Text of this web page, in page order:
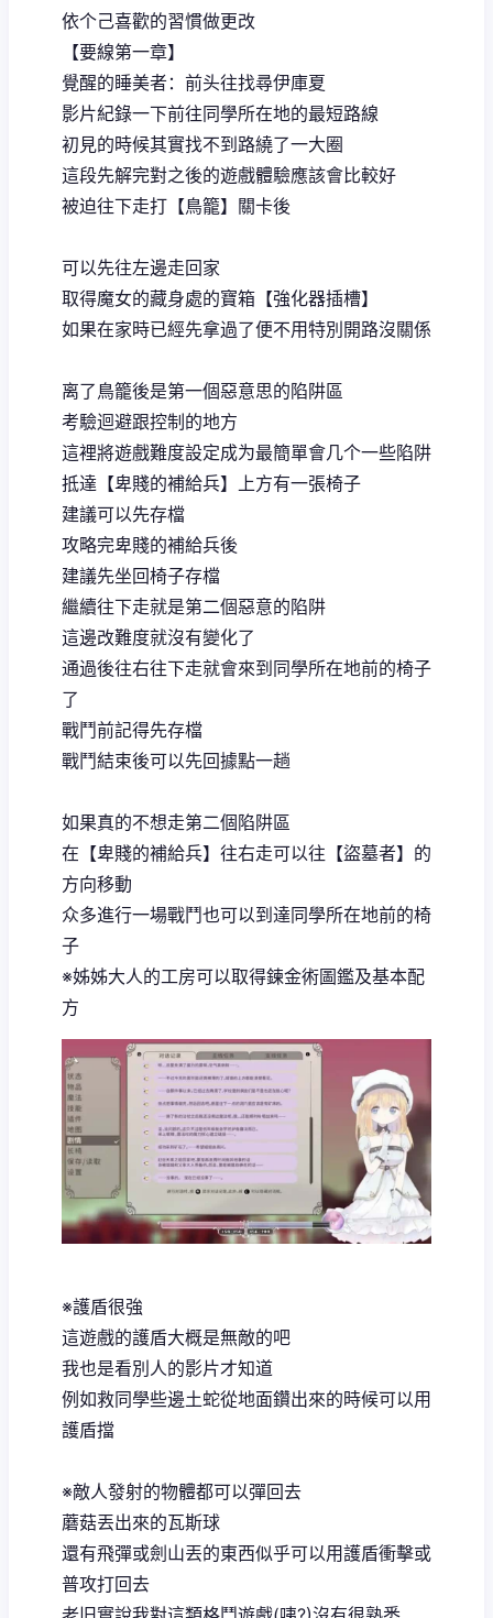
依个己喜歡的習慣做更改
【要線第一章】
覺醒的睡美者：前头往找尋伊庫夏
影片紀錄一下前往同學所在地的最短路線
初見的時候其實找不到路繞了一大圈
這段先解完對之後的遊戲體驗應該會比較好
被迫往下走打【鳥籠】關卡後
可以先往左邊走回家
取得魔女的藏身處的寶箱【強化器插槽】
如果在家時已經先拿過了便不用特別開路沒關係
离了鳥籠後是第一個惡意思的陷阱區
考驗迴避跟控制的地方
這裡將遊戲難度設定成为最簡單會几个一些陷阱
抵達【卑賤的補給兵】上方有一張椅子
建議可以先存檔
攻略完卑賤的補給兵後
建議先坐回椅子存檔
繼續往下走就是第二個惡意的陷阱
這邊改難度就沒有變化了
通過後往右往下走就會來到同學所在地前的椅子
了
戰鬥前記得先存檔
戰鬥結束後可以先回據點一趟
如果真的不想走第二個陷阱區
在【卑賤的補給兵】往右走可以往【盜墓者】的
方向移動
众多進行一場戰鬥也可以到達同學所在地前的椅
子
※姊姊大人的工房可以取得鍊金術圖鑑及基本配
方
※護盾很強
這遊戲的護盾大概是無敵的吧
我也是看別人的影片才知道
例如救同學些邊土蛇從地面鑽出來的時候可以用
護盾擋
※敵人發射的物體都可以彈回去
蘑菇丟出來的瓦斯球
還有飛彈或劍山丟的東西似乎可以用護盾衝擊或
普攻打回去